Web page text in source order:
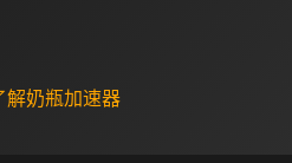
奶瓶加速器